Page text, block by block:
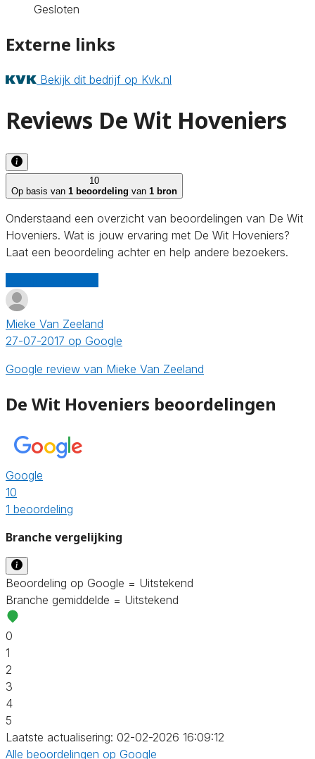
Gesloten
Externe links
Bekijk dit bedrijf op Kvk.nl
Reviews De Wit Hoveniers
10
Op basis van 1 beoordeling van 1 bron
Onderstaand een overzicht van beoordelingen van De Wit
Hoveniers. Wat is jouw ervaring met De Wit Hoveniers?
Laat een beoordeling achter en help andere bezoekers.
Mieke Van Zeeland
27-07-2017 op Google
Google review van Mieke Van Zeeland
De Wit Hoveniers beoordelingen
Google
10
1 beoordeling
Branche vergelijking
Beoordeling op Google = Uitstekend
Branche gemiddelde = Uitstekend
0
1
2
3
4
5
Laatste actualisering: 02-02-2026 16:09:12
Alle beoordelingen op Google